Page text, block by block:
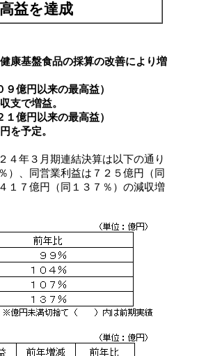
益を達成
康基盤食品の採算の改善により増
億円以来の最高益）
支で増益。
億円以来の最高益）
を予定。
年３月期連結決算は以下の通り
）、同営業利益は７２５億円（同
１７億円（同１３７％）の減収増